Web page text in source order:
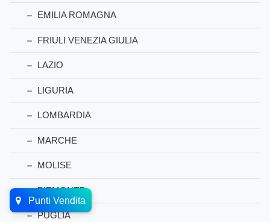
Punti Vendita
EMILIA ROMAGNA
FRIULI VENEZIA GIULIA
LAZIO
LIGURIA
LOMBARDIA
MARCHE
MOLISE
PIEMONTE
PUGLIA